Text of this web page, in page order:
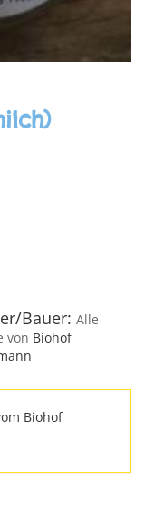
Bauer:Alle
von Biohof
Biohof